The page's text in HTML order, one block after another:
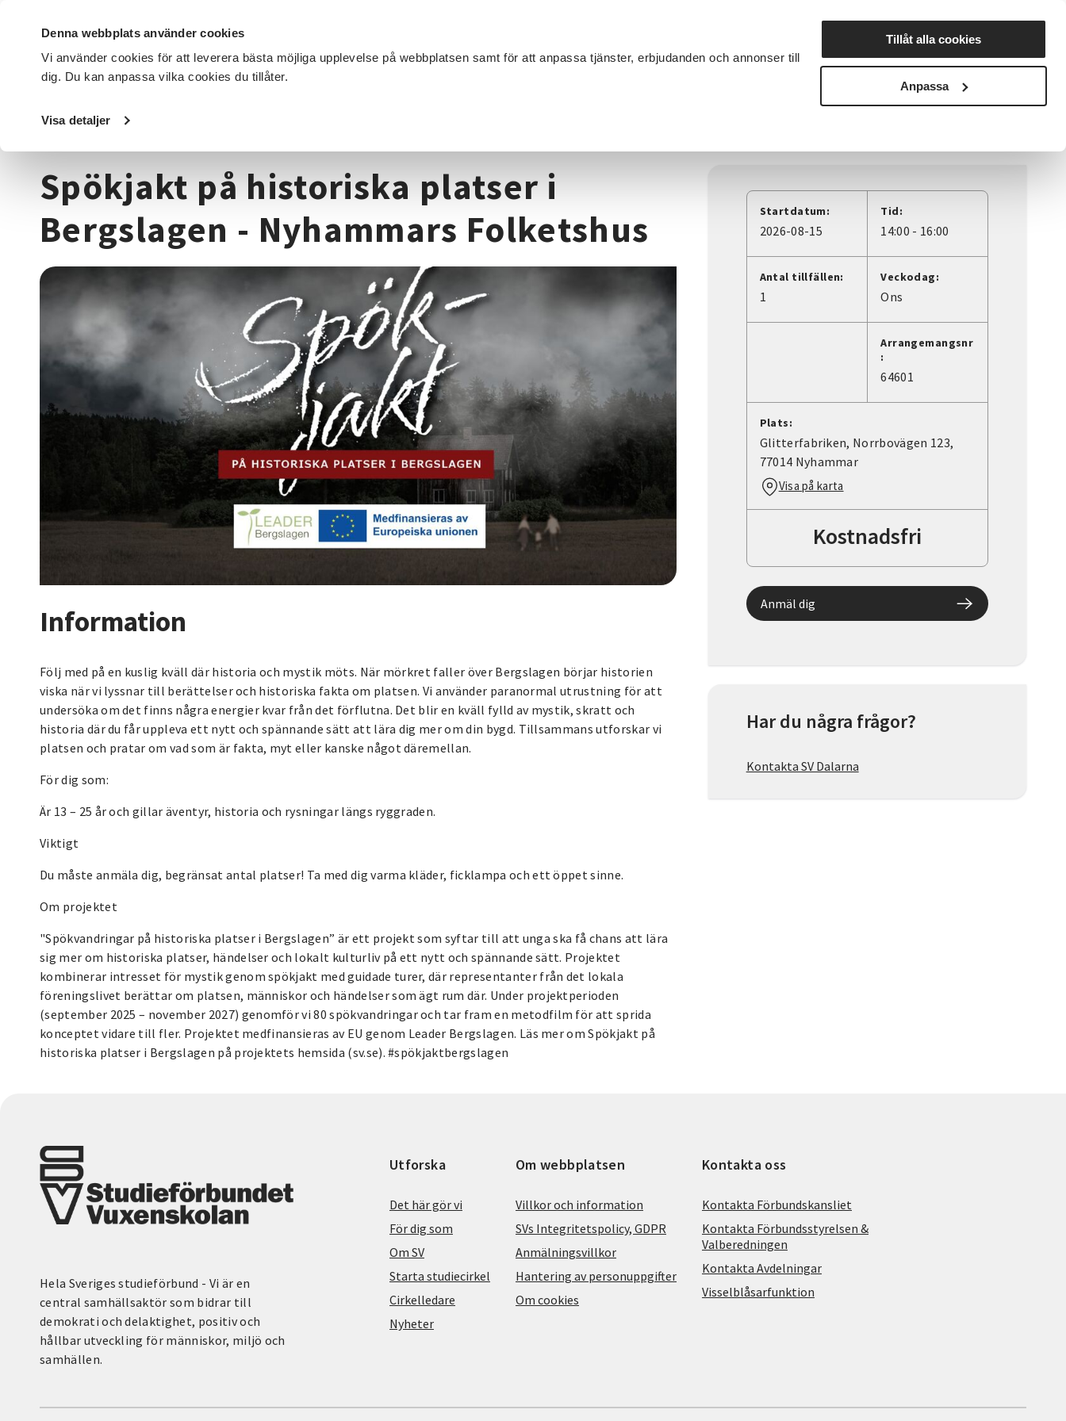
Denna webbplats använder cookies
Vi använder cookies för att leverera bästa möjliga upplevelse på webbplatsen samt för att anpassa tjänster, erbjudanden och annonser till
dig. Du kan anpassa vilka cookies du tillåter.
Visa detaljer
Tillåt alla cookies
Anpassa
DET HÄR GÖR VI FÖR DIG SOM SÖK KURSER OCH EVENEMANG Nyheter Avdelningar
Startsida / Kurser och evenemang
Spökjakt på historiska platser i
Bergslagen - Nyhammars Folketshus
Information
Följ med på en kuslig kväll där historia och mystik möts. När mörkret faller över Bergslagen börjar historien
viska när vi lyssnar till berättelser och historiska fakta om platsen. Vi använder paranormal utrustning för att
undersöka om det finns några energier kvar från det förflutna. Det blir en kväll fylld av mystik, skratt och
historia där du får uppleva ett nytt och spännande sätt att lära dig mer om din bygd. Tillsammans utforskar vi
platsen och pratar om vad som är fakta, myt eller kanske något däremellan.
För dig som:
Är 13 – 25 år och gillar äventyr, historia och rysningar längs ryggraden.
Viktigt
Du måste anmäla dig, begränsat antal platser! Ta med dig varma kläder, ficklampa och ett öppet sinne.
Om projektet
"Spökvandringar på historiska platser i Bergslagen” är ett projekt som syftar till att unga ska få chans att lära
sig mer om historiska platser, händelser och lokalt kulturliv på ett nytt och spännande sätt. Projektet
kombinerar intresset för mystik genom spökjakt med guidade turer, där representanter från det lokala
föreningslivet berättar om platsen, människor och händelser som ägt rum där. Under projektperioden
(september 2025 – november 2027) genomför vi 80 spökvandringar och tar fram en metodfilm för att sprida
konceptet vidare till fler. Projektet medfinansieras av EU genom Leader Bergslagen. Läs mer om Spökjakt på
historiska platser i Bergslagen på projektets hemsida (sv.se). #spökjaktbergslagen
Startdatum:
2026-08-15
Tid:
14:00 - 16:00
Antal tillfällen:
1
Veckodag:
Ons
Arrangemangsnr
:
64601
Plats:
Glitterfabriken, Norrbovägen 123,
77014 Nyhammar
Visa på karta
Kostnadsfri
Anmäl dig
Har du några frågor?
Kontakta SV Dalarna
Hela Sveriges studieförbund - Vi är en
central samhällsaktör som bidrar till
demokrati och delaktighet, positiv och
hållbar utveckling för människor, miljö och
samhällen.
Utforska
Det här gör vi
För dig som
Om SV
Starta studiecirkel
Cirkelledare
Nyheter
Om webbplatsen
Villkor och information
SVs Integritetspolicy, GDPR
Anmälningsvillkor
Hantering av personuppgifter
Om cookies
Kontakta oss
Kontakta Förbundskansliet
Kontakta Förbundsstyrelsen &
Valberedningen
Kontakta Avdelningar
Visselblåsarfunktion